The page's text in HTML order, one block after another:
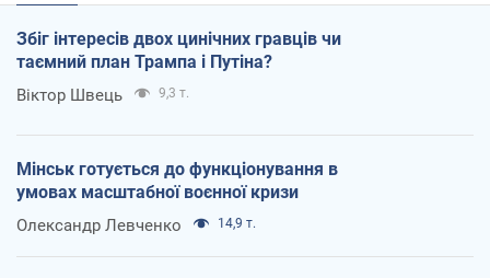
Збіг інтересів двох цинічних гравців чи
таємний план Трампа і Путіна?
Віктор Швець 9,3 т.
Мінськ готується до функціонування в
умовах масштабної воєнної кризи
Олександр Левченко 14,9 т.